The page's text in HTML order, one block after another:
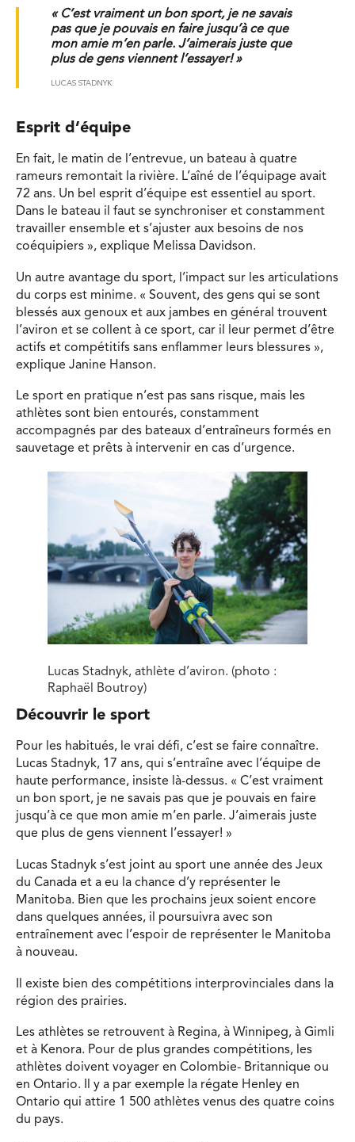
« C’est vraiment un bon sport, je ne savais
pas que je pouvais en faire jusqu’à ce que
mon amie m’en parle. J’aimerais juste que
plus de gens viennent l’essayer! »
LUCAS STADNYK
Esprit d’équipe
En fait, le matin de l’entrevue, un bateau à quatre
rameurs remontait la rivière. L’aîné de l’équipage avait
72 ans. Un bel esprit d’équipe est essentiel au sport.
Dans le bateau il faut se synchroniser et constamment
travailler ensemble et s’ajuster aux besoins de nos
coéquipiers », explique Melissa Davidson.
Un autre avantage du sport, l’impact sur les articulations
du corps est minime. « Souvent, des gens qui se sont
blessés aux genoux et aux jambes en général trouvent
l’aviron et se collent à ce sport, car il leur permet d’être
actifs et compétitifs sans enflammer leurs blessures »,
explique Janine Hanson.
Le sport en pratique n’est pas sans risque, mais les
athlètes sont bien entourés, constamment
accompagnés par des bateaux d’entraîneurs formés en
sauvetage et prêts à intervenir en cas d’urgence.
Lucas Stadnyk, athlète d’aviron. (photo :
Raphaël Boutroy)
Découvrir le sport
Pour les habitués, le vrai défi, c’est se faire connaître.
Lucas Stadnyk, 17 ans, qui s’entraîne avec l’équipe de
haute performance, insiste là-dessus. « C’est vraiment
un bon sport, je ne savais pas que je pouvais en faire
jusqu’à ce que mon amie m’en parle. J’aimerais juste
que plus de gens viennent l’essayer! »
Lucas Stadnyk s’est joint au sport une année des Jeux
du Canada et a eu la chance d’y représenter le
Manitoba. Bien que les prochains jeux soient encore
dans quelques années, il poursuivra avec son
entraînement avec l’espoir de représenter le Manitoba
à nouveau.
Il existe bien des compétitions interprovinciales dans la
région des prairies.
Les athlètes se retrouvent à Regina, à Winnipeg, à Gimli
et à Kenora. Pour de plus grandes compétitions, les
athlètes doivent voyager en Colombie- Britannique ou
en Ontario. Il y a par exemple la régate Henley en
Ontario qui attire 1 500 athlètes venus des quatre coins
du pays.